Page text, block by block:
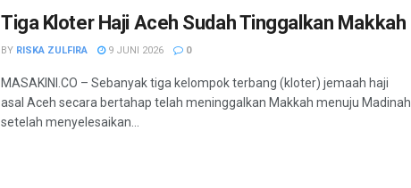
Tiga Kloter Haji Aceh Sudah Tinggalkan Makkah
BY RISKA ZULFIRA 9 JUNI 2026 0
MASAKINI.CO – Sebanyak tiga kelompok terbang (kloter) jemaah haji
asal Aceh secara bertahap telah meninggalkan Makkah menuju Madinah
setelah menyelesaikan...